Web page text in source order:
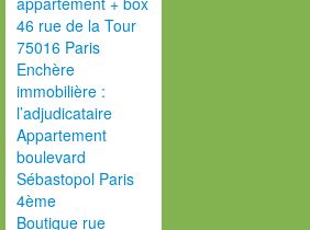
46 rue de la Tour
75016 Paris
Enchère
immobilière :
l’adjudicataire
Appartement
boulevard
Sébastopol Paris
4ème
Boutique rue